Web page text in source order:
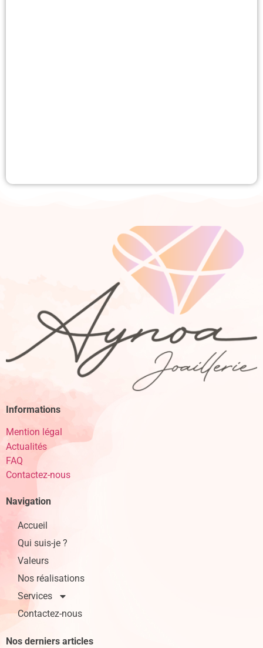
Informations
Mention légal
Actualités
FAQ
Contactez-nous
Navigation
Accueil
Qui suis-je ?
Valeurs
Nos réalisations
Services
Contactez-nous
Nos derniers articles